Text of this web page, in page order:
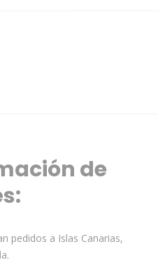
de
pedidos a Islas Canarias,